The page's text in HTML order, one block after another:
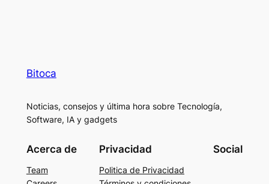
Bitoca
Noticias, consejos y última hora sobre Tecnología,
Software, IA y gadgets
Acerca de
Team
Privacidad
Politica de Privacidad
Social